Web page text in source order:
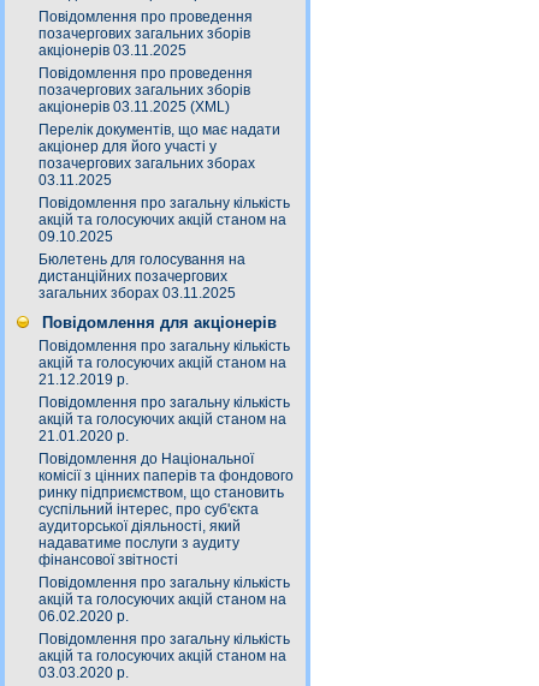
Повідомлення про проведення
позачергових загальних зборів
акціонерів 03.11.2025
Повідомлення про проведення
позачергових загальних зборів
акціонерів 03.11.2025 (XML)
Перелік документів, що має надати
акціонер для його участі у
позачергових загальних зборах
03.11.2025
Повідомлення про загальну кількість
акцій та голосуючих акцій станом на
09.10.2025
Бюлетень для голосування на
дистанційних позачергових
загальних зборах 03.11.2025
Повідомлення для акціонерів
Повідомлення про загальну кількість
акцій та голосуючих акцій станом на
21.12.2019 р.
Повідомлення про загальну кількість
акцій та голосуючих акцій станом на
21.01.2020 р.
Повідомлення до Національної
комісії з цінних паперів та фондового
ринку підприємством, що становить
суспільний інтерес, про суб'єкта
аудиторської діяльності, який
надаватиме послуги з аудиту
фінансової звітності
Повідомлення про загальну кількість
акцій та голосуючих акцій станом на
06.02.2020 р.
Повідомлення про загальну кількість
акцій та голосуючих акцій станом на
03.03.2020 р.